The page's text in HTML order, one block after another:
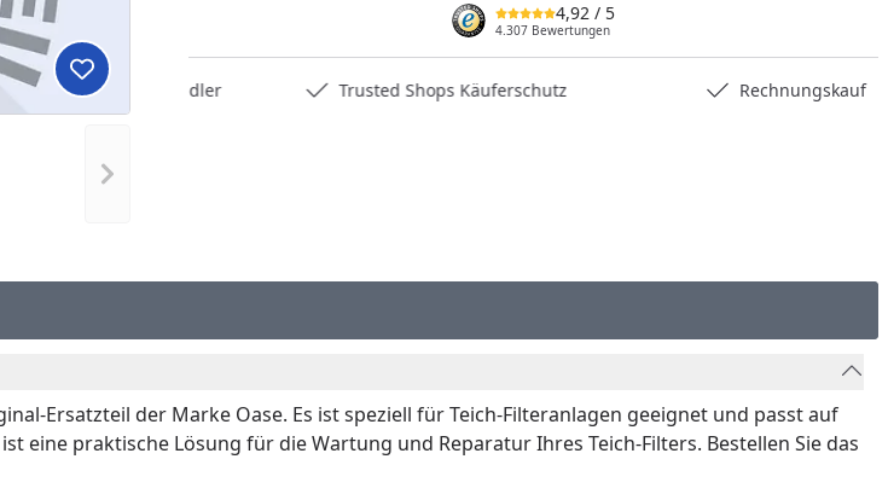
Nächstes Bild anzeigen
Produkt zur Wunschliste hinzufügen
4,92 / 5
4.307 Bewertungen
bester Händler Trusted Shops Käuferschutz Rechnungskauf
Ersatzteil der Marke Oase. Es ist speziell für Teich-Filteranlagen geeignet und passt auf
eine praktische Lösung für die Wartung und Reparatur Ihres Teich-Filters. Bestellen Sie das